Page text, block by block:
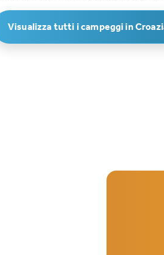
Visualizza tutti i campeggi in